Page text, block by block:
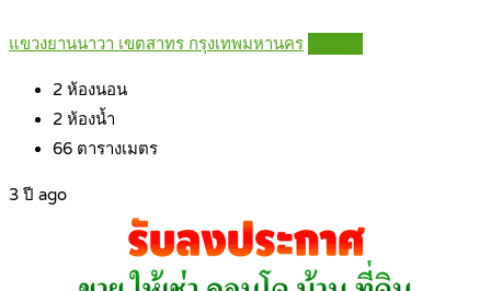
แขวงยานนาวา เขตสาทร กรุงเทพมหานคร
2 ห้องนอน
2 ห้องน้ำ
66 ตารางเมตร
3 ปี ago